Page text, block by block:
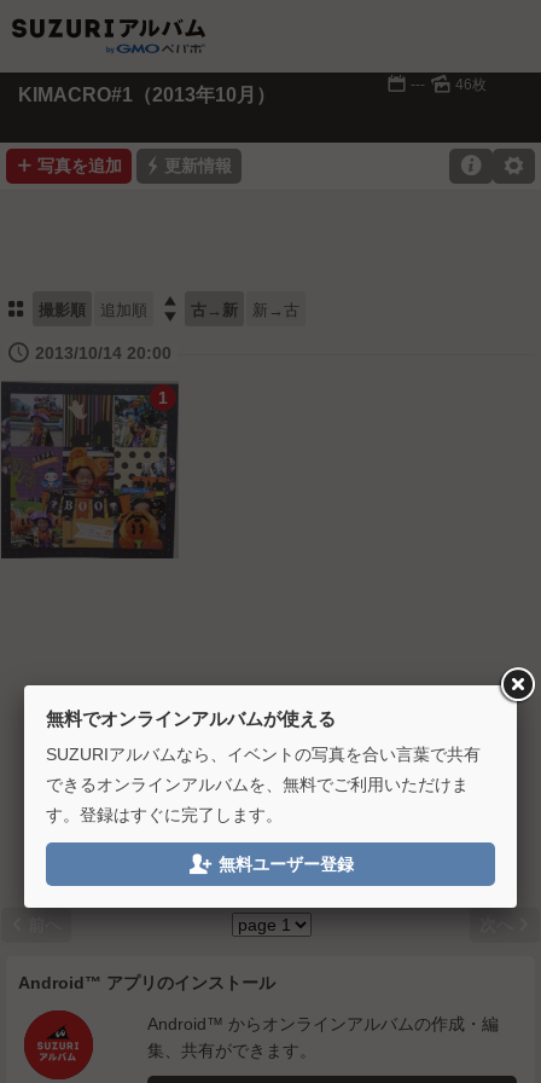
KIMACRO#1（2013年10月） 📅 --- 🌄 46枚
➕ 写真を追加 ⚡ 更新情報 ⚙

⚏ 撮影順 追加順  古→新 新→古
🕔 2013/10/14 20:00
1
Android™ アプリのインストール
Android™ からオンラインアルバムの作成・編
集、共有ができます。
無料でオンラインアルバムが使える
SUZURIアルバムなら、イベントの写真を合い言葉で共有
できるオンラインアルバムを、無料でご利用いただけま
す。登録はすぐに完了します。
 無料ユーザー登録